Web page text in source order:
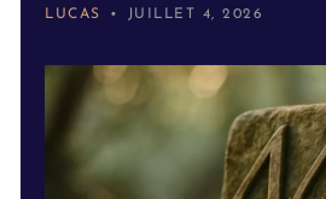
LUCAS JUILLET 4, 2026